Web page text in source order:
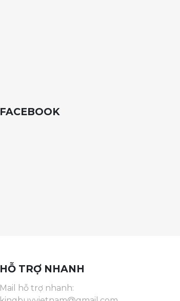
FACEBOOK
HỖ TRỢ NHANH
Mail hỗ trợ nhanh: